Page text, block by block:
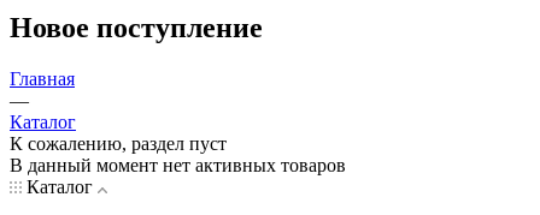
Новое поступление
Главная
—
Каталог
К сожалению, раздел пуст
В данный момент нет активных товаров
Каталог